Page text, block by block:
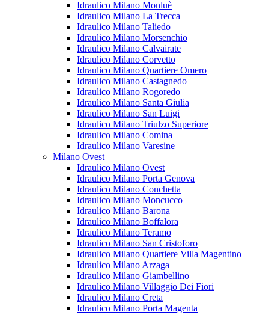
Idraulico Milano Monluè
Idraulico Milano La Trecca
Idraulico Milano Taliedo
Idraulico Milano Morsenchio
Idraulico Milano Calvairate
Idraulico Milano Corvetto
Idraulico Milano Quartiere Omero
Idraulico Milano Castagnedo
Idraulico Milano Rogoredo
Idraulico Milano Santa Giulia
Idraulico Milano San Luigi
Idraulico Milano Triulzo Superiore
Idraulico Milano Comina
Idraulico Milano Varesine
Milano Ovest
Idraulico Milano Ovest
Idraulico Milano Porta Genova
Idraulico Milano Conchetta
Idraulico Milano Moncucco
Idraulico Milano Barona
Idraulico Milano Boffalora
Idraulico Milano Teramo
Idraulico Milano San Cristoforo
Idraulico Milano Quartiere Villa Magentino
Idraulico Milano Arzaga
Idraulico Milano Giambellino
Idraulico Milano Villaggio Dei Fiori
Idraulico Milano Creta
Idraulico Milano Porta Magenta